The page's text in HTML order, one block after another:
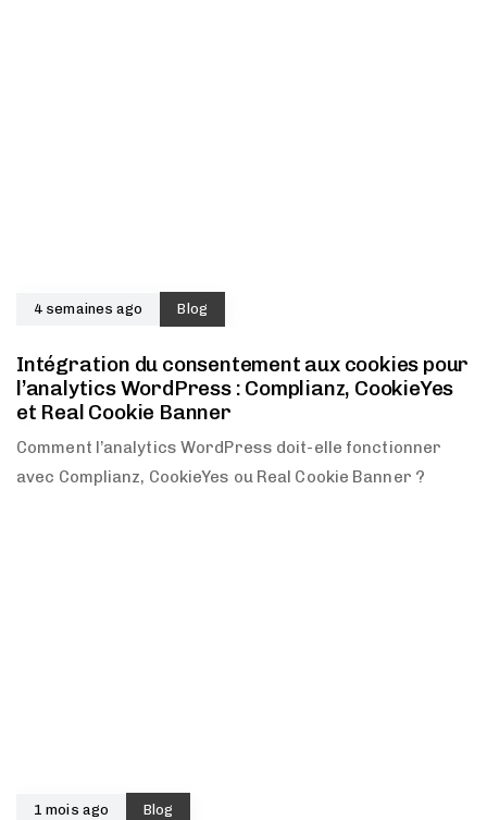
4 semaines ago Blog
Intégration du consentement aux cookies pour
l’analytics WordPress : Complianz, CookieYes
et Real Cookie Banner
Comment l’analytics WordPress doit-elle fonctionner
avec Complianz, CookieYes ou Real Cookie Banner ?
1 mois ago Blog